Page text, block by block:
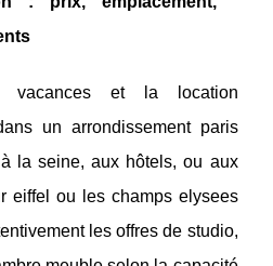
vacances et la location
un arrondissement paris
la seine, aux hôtels, ou aux
eiffel ou les champs elysees
les offres de studio,